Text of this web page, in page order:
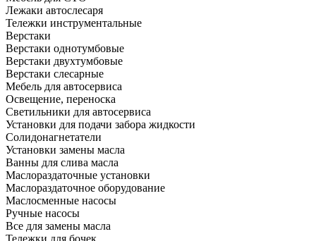
Лежаки автослесаря
Тележки инструментальные
Верстаки
Верстаки однотумбовые
Верстаки двухтумбовые
Верстаки слесарные
Мебель для автосервиса
Освещение, переноска
Светильники для автосервиса
Установки для подачи забора жидкости
Солидонагнетатели
Установки замены масла
Ванны для слива масла
Маслораздаточные установки
Маслораздаточное оборудование
Маслосменные насосы
Ручные насосы
Все для замены масла
Тележки для бочек